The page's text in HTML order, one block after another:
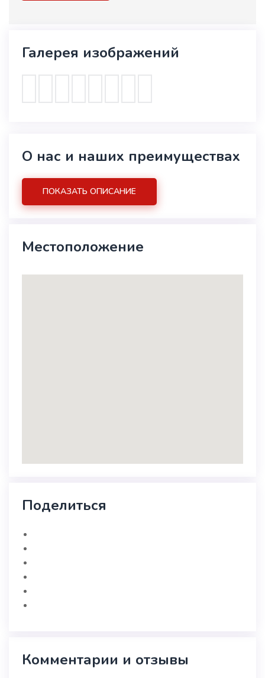
Галерея изображений
О нас и наших преимуществах
ПОКАЗАТЬ ОПИСАНИЕ
Местоположение
Поделиться
Комментарии и отзывы